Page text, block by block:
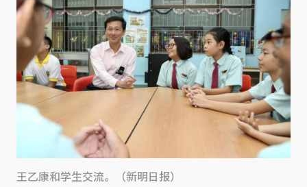
王乙康和学生交流。（新明日报）